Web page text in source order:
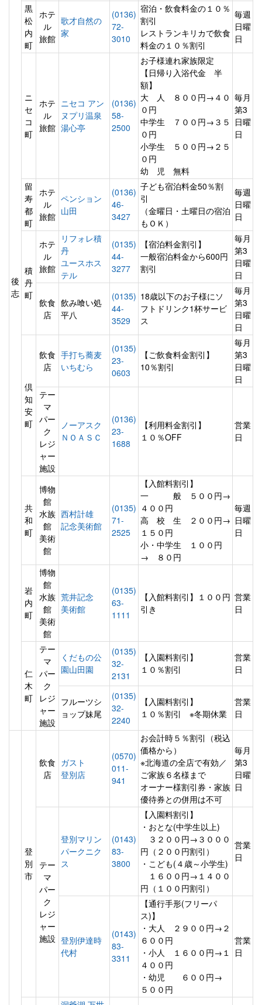
後
志
黒
松
内
町
ホテ
ル
旅館
歌才自然の
家
(0136)
72-
3010
宿泊・飲食料金の１０％
割引
レストランキリカで飲食
料金の１０％割引
毎週
日曜
日
ニ
セ
コ
町
ホテ
ル
旅館
ニセコ アン
ヌプリ温泉
湯心亭
(0136)
58-
2500
お子様連れ家族限定
【日帰り入浴代金 半
額】
大 人 ８００円→４０
０円
中学生 ７００円→３５
０円
小学生 ５００円→２５
０円
幼 児 無料
毎月
第3
日曜
日
留
寿
都
町
ホテ
ル
旅館
ペンション
山田
(0136)
46-
3427
子ども宿泊料金50％割
引
（金曜日・土曜日の宿泊
もＯＫ）
毎週
日曜
日
積
丹
町
ホテ
ル
旅館
リフォレ積
丹
ユースホス
テル
(0135)
44-
3277
【宿泊料金割引】
一般宿泊料金から600円
割引
毎月
第3
日曜
日
飲食
店
飲み喰い処
平八
(0135)
44-
3529
18歳以下のお子様にソ
フトドリンク1杯サービ
ス
毎月
第3
日曜
日
倶
知
安
町
飲食
店
手打ち蕎麦
いちむら
(0135)
23-
0603
【ご飲食料金割引】
10％割引
毎月
第3
日曜
日
テー
マ
パー
ク
レジ
ャー
施設
ノーアスク
ＮＯＡＳＣ
(0136)
23-
1688
【利用料金割引】
１０％OFF
営業
日
共
和
町
博物
館
水族
館
美術
館
西村計雄
記念美術館
(0135)
71-
2525
【入館料割引】
一 般 ５００円→
４００円
高 校 生 ２００円→
１５０円
小・中学生 １００円
→ ８０円
毎週
日曜
日
岩
内
町
博物
館
水族
館
美術
館
荒井記念
美術館
(0135)
63-
1111
【入館料割引】１００円
引き
営業
日
仁
木
町
テー
マ
パー
ク
レジ
ャー
施設
くだもの公
園山田園
(0135)
32-
2131
【入園料割引】
１０％割引
営業
日
フルーツシ
ョップ妹尾
(0135)
32-
2240
【入園料割引】
１０％割引 ※冬期休業
営業
日
登
別
市
飲食
店
ガスト
登別店
(0570)
011-
941
お会計時５％割引（税込
価格から）
※北海道の全店で有効／
ご家族６名様まで
オーナー様割引券・家族
優待券との併用は不可
毎月
第3
日曜
日
テー
マ
パー
ク
レジ
ャー
施設
登別マリン
パークニク
ス
(0143)
83-
3800
【入園料割引】
・おとな(中学生以上)
３２００円→３０００
円（２００円割引）
・こども(４歳～小学生)
１６００円→１４００
円（１００円割引）
営業
日
登別伊達時
代村
(0143)
83-
3311
【通行手形(フリーパ
ス)】
・大人 ２９００円→２
６００円
・小人 １６００円→１
４００円
・幼児 ６００円→
５００円
営業
日